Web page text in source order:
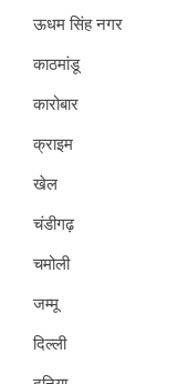
ऊधम सिंह नगर
काठमांडू
कारोबार
क्राइम
खेल
चंडीगढ़
चमोली
जम्मू
दिल्ली